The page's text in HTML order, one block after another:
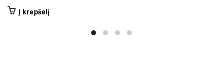
was:
Į krepšelį